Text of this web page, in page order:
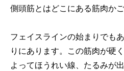
側頭筋とはどこにある筋肉か
フェイスラインの始まりでも
りにあります。この筋肉が硬
よってほうれい線、たるみが